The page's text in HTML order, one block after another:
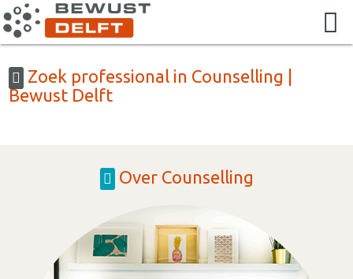
Zoek professional in Counselling |
Bewust Delft
Over Counselling